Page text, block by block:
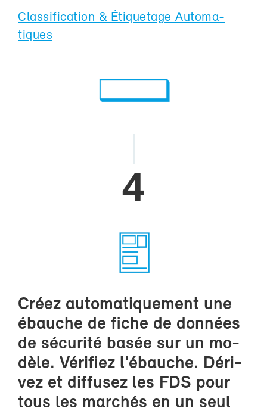
Clas­si­fi­ca­tion & Éti­que­tage Au­to­ma­
tiques
4
Créez au­to­ma­ti­que­ment une
ébauche de fiche de don­nées
de sé­cu­ri­té ba­sée sur un mo­
dèle. Vé­ri­fiez l'ébauche. Dé­ri­
vez et dif­fu­sez les FDS pour
tous les mar­chés en un seul